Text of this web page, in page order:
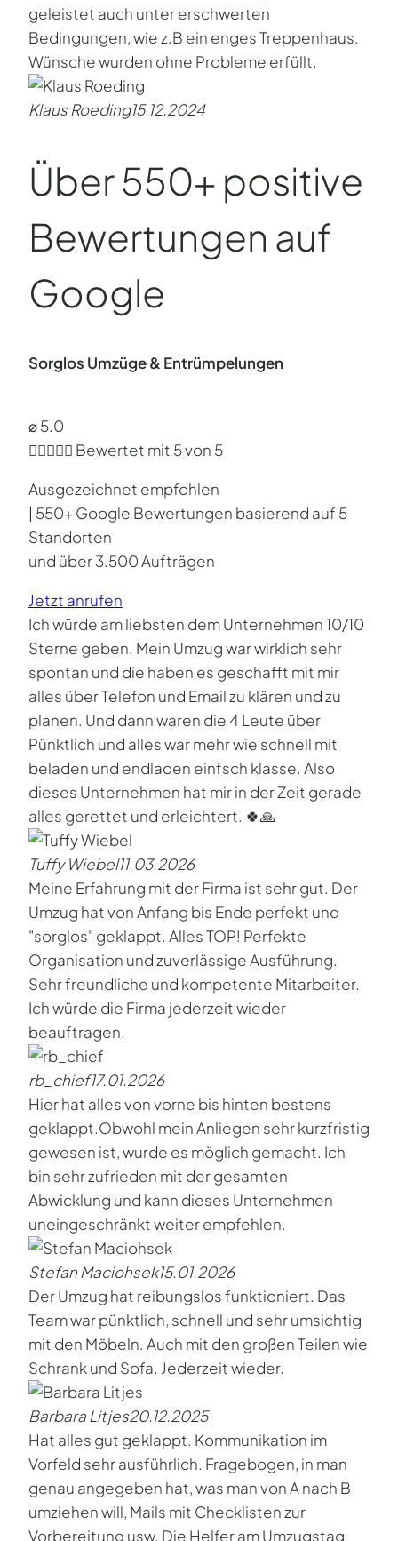
geleistet auch unter erschwerten
Bedingungen, wie z.B ein enges Treppenhaus.
Wünsche wurden ohne Probleme erfüllt.
Klaus Roeding15.12.2024
Über 550+ positive
Bewertungen auf
Google
Sorglos Umzüge & Entrümpelungen
⌀ 5.0
 Bewertet mit 5 von 5
Ausgezeichnet empfohlen
| 550+ Google Bewertungen basierend auf 5
Standorten
und über 3.500 Aufträgen
Jetzt anrufen
Ich würde am liebsten dem Unternehmen 10/10
Sterne geben. Mein Umzug war wirklich sehr
spontan und die haben es geschafft mit mir
alles über Telefon und Email zu klären und zu
planen. Und dann waren die 4 Leute über
Pünktlich und alles war mehr wie schnell mit
beladen und endladen einfsch klasse. Also
dieses Unternehmen hat mir in der Zeit gerade
alles gerettet und erleichtert. 🍀🙏
Tuffy Wiebel11.03.2026
Meine Erfahrung mit der Firma ist sehr gut. Der
Umzug hat von Anfang bis Ende perfekt und
"sorglos" geklappt. Alles TOP! Perfekte
Organisation und zuverlässige Ausführung.
Sehr freundliche und kompetente Mitarbeiter.
Ich würde die Firma jederzeit wieder
beauftragen.
rb_chief17.01.2026
Hier hat alles von vorne bis hinten bestens
geklappt.Obwohl mein Anliegen sehr kurzfristig
gewesen ist, wurde es möglich gemacht. Ich
bin sehr zufrieden mit der gesamten
Abwicklung und kann dieses Unternehmen
uneingeschränkt weiter empfehlen.
Stefan Maciohsek15.01.2026
Der Umzug hat reibungslos funktioniert. Das
Team war pünktlich, schnell und sehr umsichtig
mit den Möbeln. Auch mit den großen Teilen wie
Schrank und Sofa. Jederzeit wieder.
Barbara Litjes20.12.2025
Hat alles gut geklappt. Kommunikation im
Vorfeld sehr ausführlich. Fragebogen, in man
genau angegeben hat, was man von A nach B
umziehen will, Mails mit Checklisten zur
Vorbereitung usw. Die Helfer am Umzugstag